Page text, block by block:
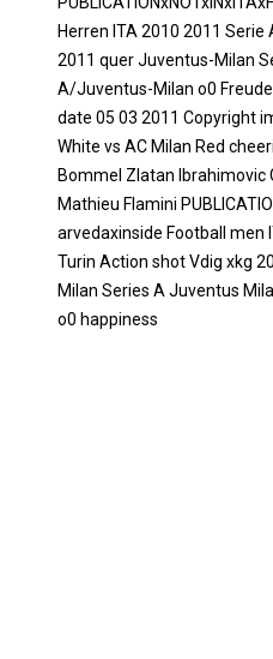
Herren ITA 2010 2011 Serie
2011 quer Juventus-Milan
A/Juventus-Milan o0
date 05 03 2011 Copyright
White vs AC Milan Red
Bommel Zlatan Ibrahimovic
Mathieu Flamini
arvedaxinside Football men
Turin Action shot Vdig xkg
Milan Series A Juventus
o0 happiness